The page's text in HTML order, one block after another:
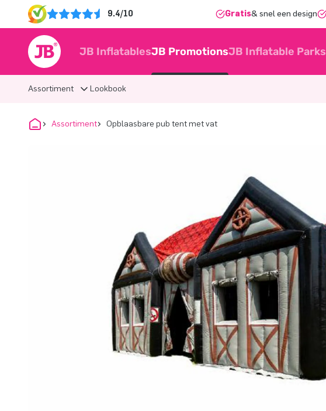
9.4/10 Gratis& snel een design
JB InflatablesJB PromotionsJB Inflatable Parks
Assortiment Lookbook
Assortiment Opblaasbare pub tent met vat